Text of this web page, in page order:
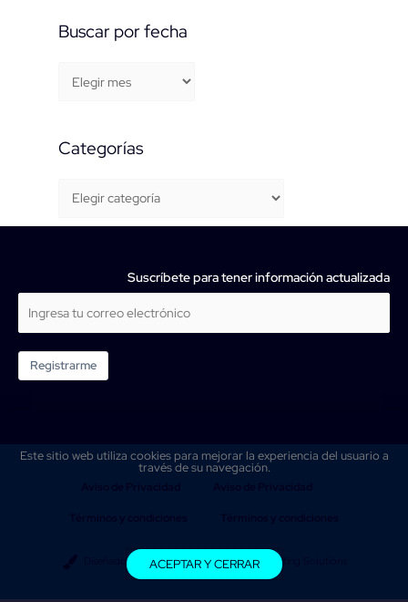
Buscar por fecha
Categorías
Suscríbete para tener información actualizada
Registrarme
Diseñado y mantenido por WSI Best Marketing Solutions
Este sitio web utiliza cookies para mejorar la experiencia del usuario a
través de su navegación.
ACEPTAR Y CERRAR